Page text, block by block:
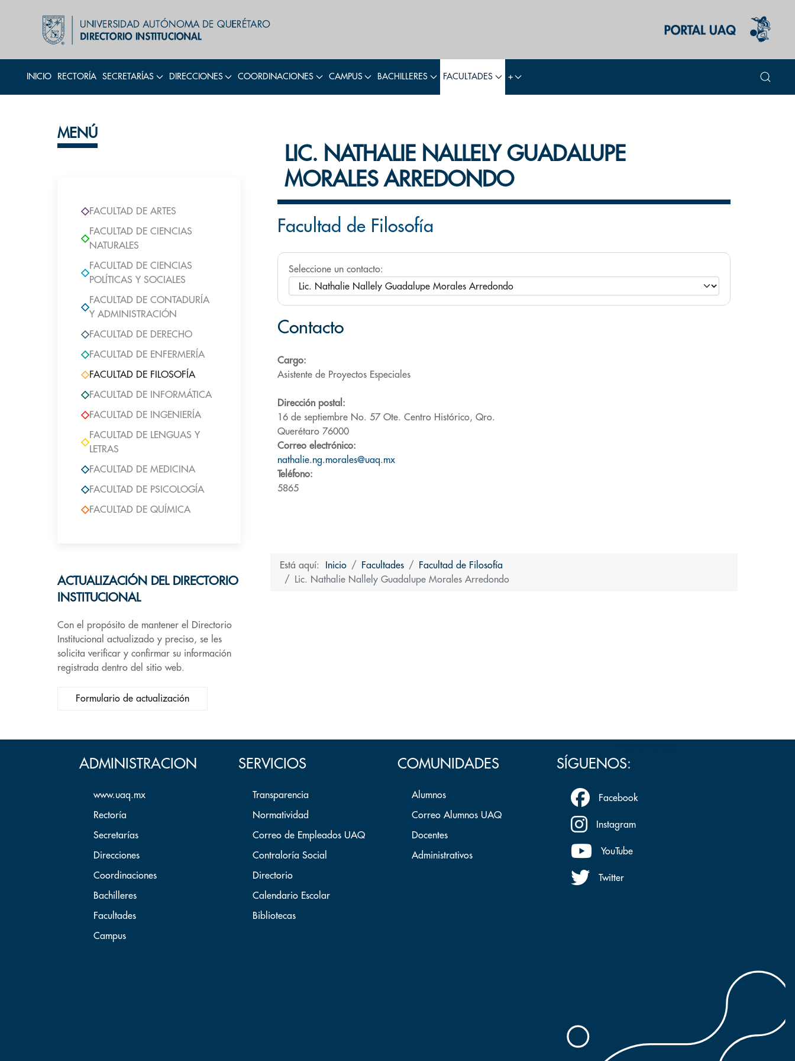
INICIO RECTORÍA SECRETARÍAS DIRECCIONES COORDINACIONES CAMPUS BACHILLERES FACULTADES +
MENÚ
FACULTAD DE ARTES
FACULTAD DE CIENCIAS
NATURALES
FACULTAD DE CIENCIAS
POLÍTICAS Y SOCIALES
FACULTAD DE CONTADURÍA
Y ADMINISTRACIÓN
FACULTAD DE DERECHO
FACULTAD DE ENFERMERÍA
FACULTAD DE FILOSOFÍA
FACULTAD DE INFORMÁTICA
FACULTAD DE INGENIERÍA
FACULTAD DE LENGUAS Y
LETRAS
FACULTAD DE MEDICINA
FACULTAD DE PSICOLOGÍA
FACULTAD DE QUÍMICA
ACTUALIZACIÓN DEL DIRECTORIO
INSTITUCIONAL
Con el propósito de mantener el Directorio
Institucional actualizado y preciso, se les
solicita verificar y confirmar su información
registrada dentro del sitio web.
Formulario de actualización
LIC. NATHALIE NALLELY GUADALUPE
MORALES ARREDONDO
Facultad de Filosofía
Seleccione un contacto:
Contacto
Cargo:
Asistente de Proyectos Especiales
Dirección postal:
16 de septiembre No. 57 Ote. Centro Histórico, Qro.
Querétaro 76000
Correo electrónico:
nathalie.ng.morales@uaq.mx
Teléfono:
5865
Está aquí: Inicio Facultades
Facultad de Filosofía
Lic. Nathalie Nallely Guadalupe Morales Arredondo
ADMINISTRACION
www.uaq.mx
Rectoría
Secretarías
Direcciones
Coordinaciones
Bachilleres
Facultades
Campus
SERVICIOS
Transparencia
Normatividad
Correo de Empleados UAQ
Contraloría Social
Directorio
Calendario Escolar
Bibliotecas
COMUNIDADES
Alumnos
Correo Alumnos UAQ
Docentes
Administrativos
SÍGUENOS:
Facebook
Instagram
YouTube
Twitter